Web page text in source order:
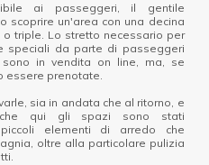
ai passeggeri, il gentile
scoprire un'area con una decina
triple. Lo stretto necessario per
speciali da parte di passeggeri
in vendita on line, ma, se
essere prenotate.
sia in andata che al ritorno, e
qui gli spazi sono stati
elementi di arredo che
oltre alla particolare pulizia